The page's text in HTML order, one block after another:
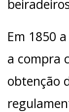
Em 1850
a compra
obtenção